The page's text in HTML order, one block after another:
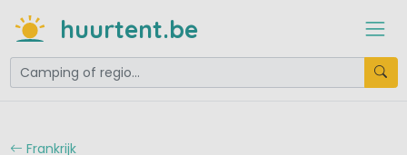
huurtent.be
Frankrijk